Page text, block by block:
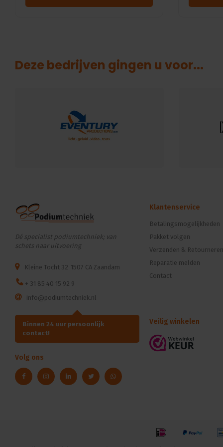
Deze bedrijven gingen u voor...
Dé specialist podiumtechniek; van
schets naar uitvoering
Kleine Tocht 32 1507 CA Zaandam
+ 31 85 40 15 92 9
info@podiumtechniek.nl
Binnen 24 uur persoonlijk
contact!
Volg ons
Klantenservice
Betalingsmogelijkheden
Pakket volgen
Verzenden & Retourneren
Reparatie melden
Contact
Veilig winkelen